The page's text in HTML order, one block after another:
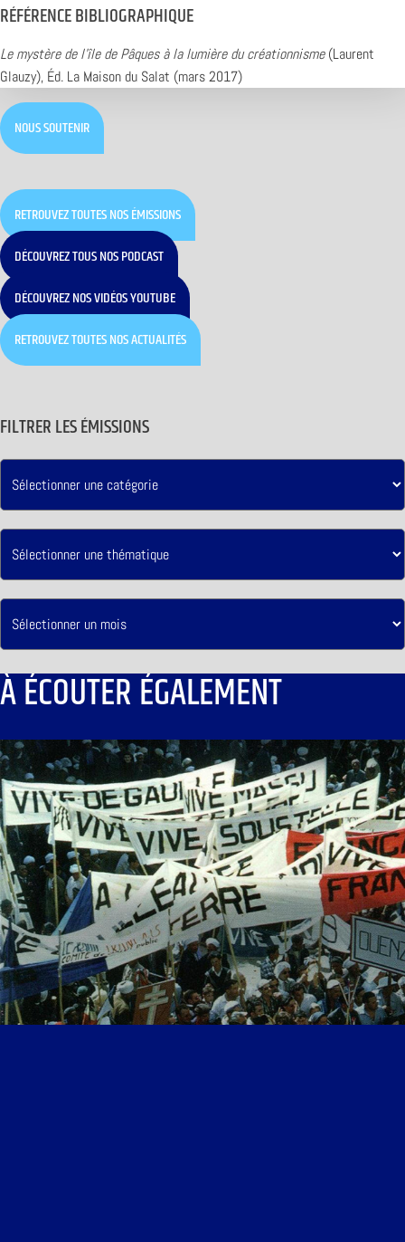
RÉFÉRENCE BIBLIOGRAPHIQUE
Le mystère de l’île de Pâques à la lumière du créationnisme(Laurent
Glauzy), Éd. La Maison du Salat (mars 2017)
NOUS SOUTENIR
RETROUVEZ TOUTES NOS ÉMISSIONS
DÉCOUVREZ TOUS NOS PODCAST
DÉCOUVREZ NOS VIDÉOS YOUTUBE
RETROUVEZ TOUTES NOS ACTUALITÉS
FILTRER LES ÉMISSIONS
À ÉCOUTER ÉGALEMENT